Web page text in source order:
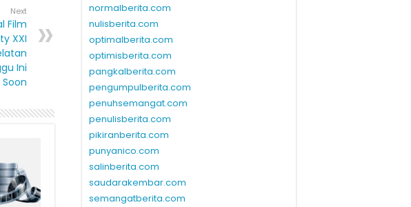
Next
Film
XXI
Ini
normalberita.com
nulisberita.com
optimalberita.com
optimisberita.com
pangkalberita.com
pengumpulberita.com
penuhsemangat.com
penulisberita.com
pikiranberita.com
punyanico.com
salinberita.com
saudarakembar.com
semangatberita.com